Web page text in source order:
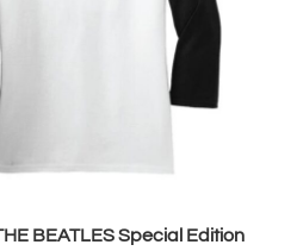
BEATLES Special Edition